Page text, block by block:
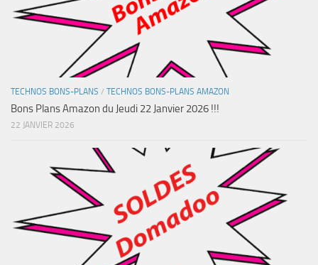
TECHNOS BONS-PLANS / TECHNOS BONS-PLANS AMAZON
Bons Plans Amazon du Jeudi 22 Janvier 2026 !!!
22 JANVIER 2026